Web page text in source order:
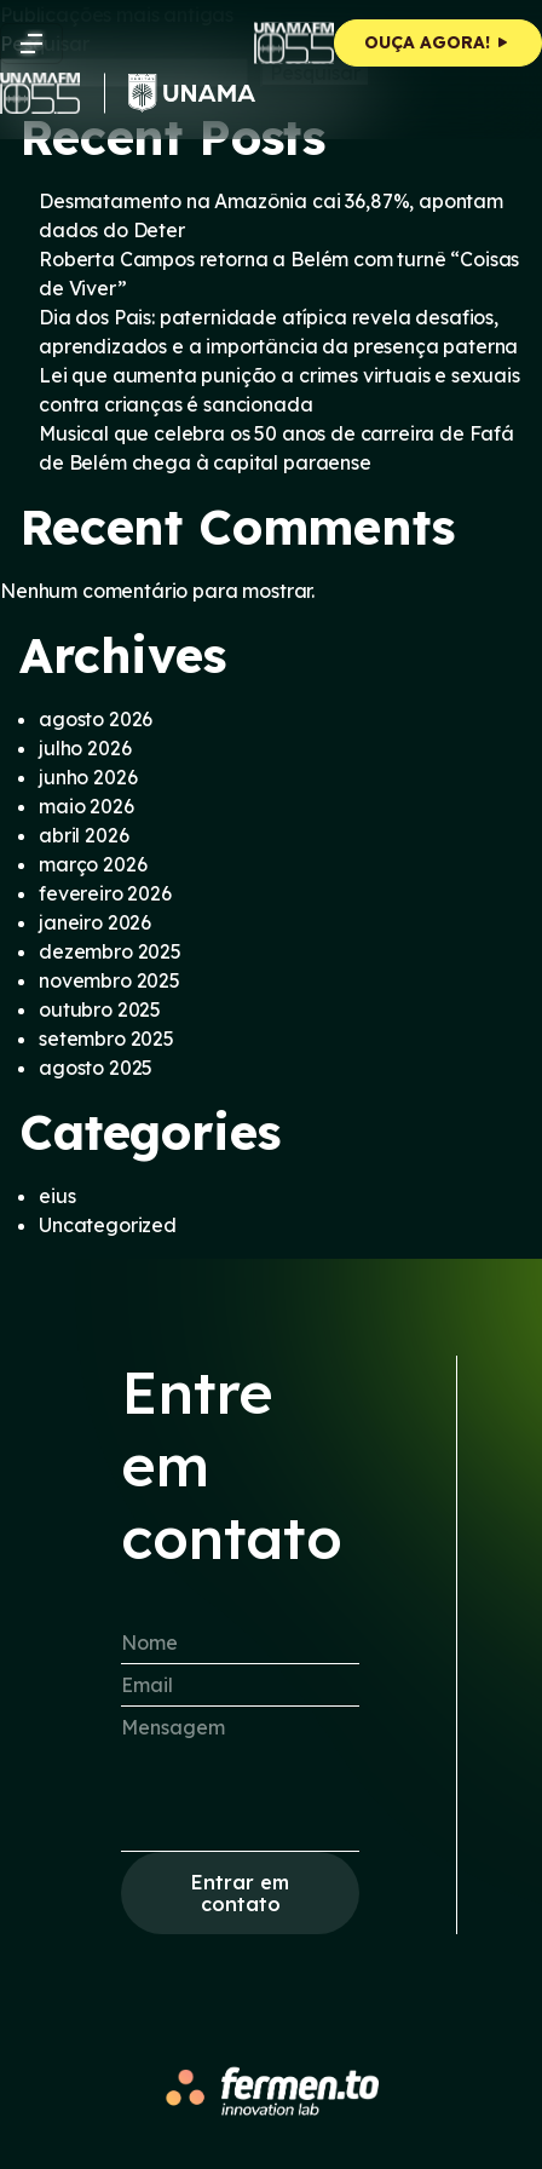
to
content
OUÇA AGORA!
Navegação
por
posts
Publicações mais antigas
Pesquisar
Pesquisar
Recent Posts
Desmatamento na Amazônia cai 36,87%, apontam
dados do Deter
Roberta Campos retorna a Belém com turnê “Coisas
de Viver”
Dia dos Pais: paternidade atípica revela desafios,
aprendizados e a importância da presença paterna
Lei que aumenta punição a crimes virtuais e sexuais
contra crianças é sancionada
Musical que celebra os 50 anos de carreira de Fafá
de Belém chega à capital paraense
Recent Comments
Nenhum comentário para mostrar.
Archives
agosto 2026
julho 2026
junho 2026
maio 2026
abril 2026
março 2026
fevereiro 2026
janeiro 2026
dezembro 2025
novembro 2025
outubro 2025
setembro 2025
agosto 2025
Categories
eius
Uncategorized
Entre
em
contato
Entrar em
contato